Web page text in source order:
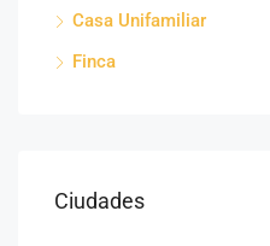
Casa Unifamiliar
Finca
Ciudades